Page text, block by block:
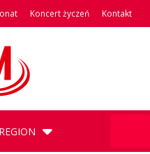
Koncert życzeń Kontakt
REGION